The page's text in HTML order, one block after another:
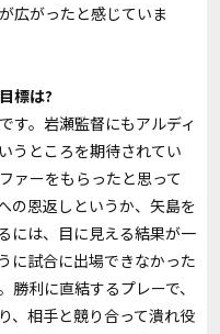
広がったと感じていま
標は?
す。岩瀬監督にもアルディ
うところを期待されてい
ァーをもらったと思って
の恩返しというか、矢島を
には、目に見える結果が一
に試合に出場できなかった
利に直結するプレーで、
、相手と競り合って潰れ役